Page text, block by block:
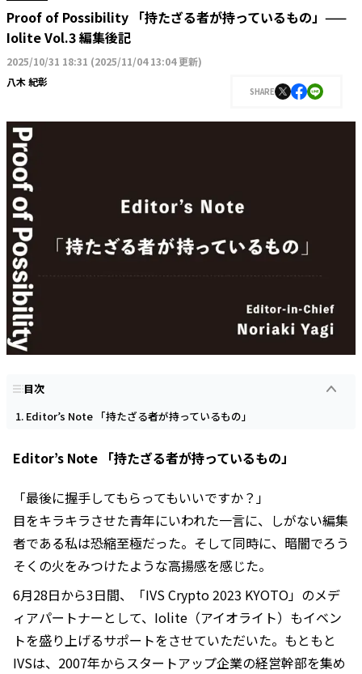
Proof of Possibility 「持たざる者が持っているもの」——
Iolite Vol.3 編集後記
2025/10/31 18:31 (2025/11/04 13:04 更新)
八木 紀彰
SHARE
目次
Editor’s Note 「持たざる者が持っているもの」
Editor’s Note 「持たざる者が持っているもの」
「最後に握手してもらってもいいですか？」
目をキラキラさせた青年にいわれた一言に、しがない編集
者である私は恐縮至極だった。そして同時に、暗闇でろう
そくの火をみつけたような高揚感を感じた。
6月28日から3日間、「IVS Crypto 2023 KYOTO」のメデ
ィアパートナーとして、Iolite（アイオライト）もイベン
トを盛り上げるサポートをさせていただいた。もともと
IVSは、2007年からスタートアップ企業の経営幹部を集め